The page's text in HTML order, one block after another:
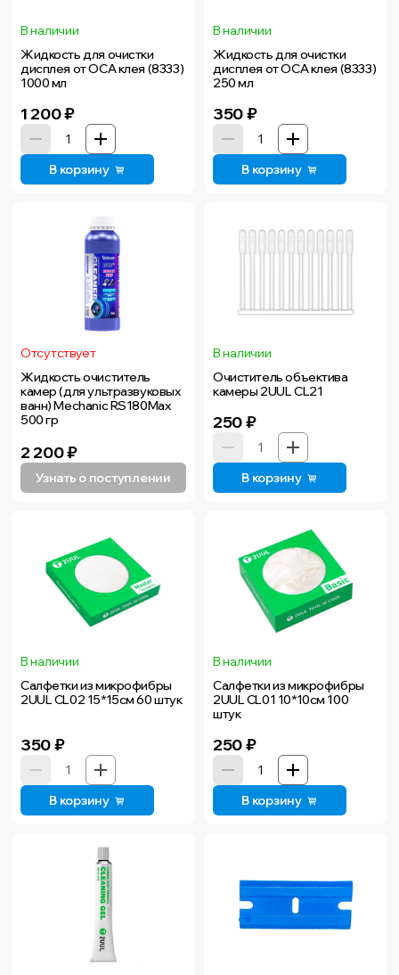
В наличии
Жидкость для очистки
дисплея от ОСА клея (8333)
1000 мл
1 200₽
В корзину
В наличии
Жидкость для очистки
дисплея от ОСА клея (8333)
250 мл
350₽
В корзину
Отсутствует
Жидкость очиститель
камер (для ультразвуковых
ванн) Mechanic RS180Max
500 гр
2 200₽
Узнать о поступлении
В наличии
Очиститель объектива
камеры 2UUL CL21
250₽
В корзину
В наличии
Салфетки из микрофибры
2UUL CL02 15*15см 60 штук
350₽
В корзину
В наличии
Салфетки из микрофибры
2UUL CL01 10*10см 100
штук
250₽
В корзину